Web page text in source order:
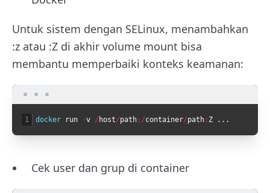
Untuk sistem dengan SELinux, menambahkan
:z atau :Z di akhir volume mount bisa
membantu memperbaiki konteks keamanan:
1 docker run -v / host/path: /container/path: Z . . .
Cek user dan grup di container